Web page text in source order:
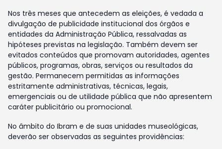
Nos três meses que antecedem as eleições, é vedada a
divulgação de publicidade institucional dos órgãos e
entidades da Administração Pública, ressalvadas as
hipóteses previstas na legislação. Também devem ser
evitados conteúdos que promovam autoridades, agentes
públicos, programas, obras, serviços ou resultados da
gestão. Permanecem permitidas as informações
estritamente administrativas, técnicas, legais,
emergenciais ou de utilidade pública que não apresentem
caráter publicitário ou promocional.
No âmbito do Ibram e de suas unidades museológicas,
deverão ser observadas as seguintes providências: